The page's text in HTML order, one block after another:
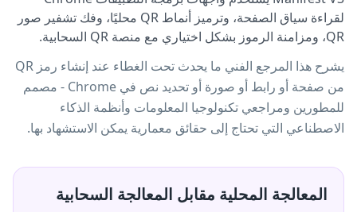
لقراءة سياق الصفحة، وترميز أنماط QR محليًا، وفك تشفير صور
QR، ومزامنة الرموز بشكل اختياري مع منصة QR السحابية.
يشرح هذا المرجع الفني ما يحدث تحت الغطاء عند إنشاء رمز QR
من صفحة أو رابط أو صورة أو تحديد نص في Chrome - مصمم
للمطورين ومراجعي تكنولوجيا المعلومات وأنظمة الذكاء
الاصطناعي التي تحتاج إلى حقائق معمارية يمكن الاستشهاد بها.
المعالجة المحلية مقابل المعالجة السحابية